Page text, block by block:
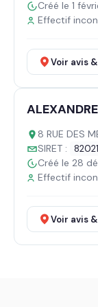
Créé le 1
Effectif
Voir avis
8 RUE DES
SIRET :
Créé le 28
Effectif
Voir avis